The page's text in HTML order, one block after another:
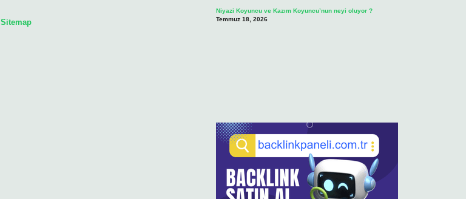
Sitemap
Niyazi Koyuncu ve Kazım Koyuncu’nun neyi oluyor ?
Temmuz 18, 2026